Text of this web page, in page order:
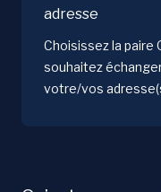
adresse
Choisissez la paire
souhaitez
votre/vos